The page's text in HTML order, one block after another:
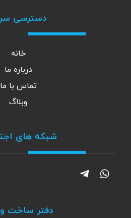
دسترسی
خانه
درباره ما
تماس با ما
وبلاگ
شبکه های
دفتر ساخت